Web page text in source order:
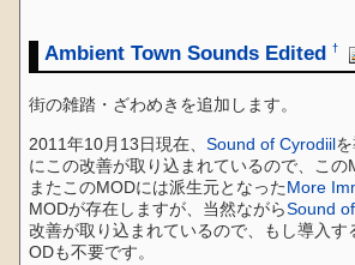
Ambient Town Sounds Edited †
街の雑踏・ざわめきを追加します。
2011年10月13日現在、Sound of Cyrodiil
にこの改善が取り込まれているので、この
またこのMODには派生元となったMore
MODが存在しますが、当然ながらSound
改善が取り込まれているので、もし導入す
ODも不要です。